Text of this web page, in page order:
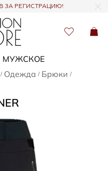
ЗА РЕГИСТРАЦИЮ!
МУЖСКОЕ
/ Одежда / Брюки /